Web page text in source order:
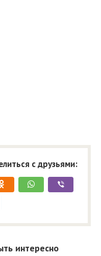
с друзьями:
интересно